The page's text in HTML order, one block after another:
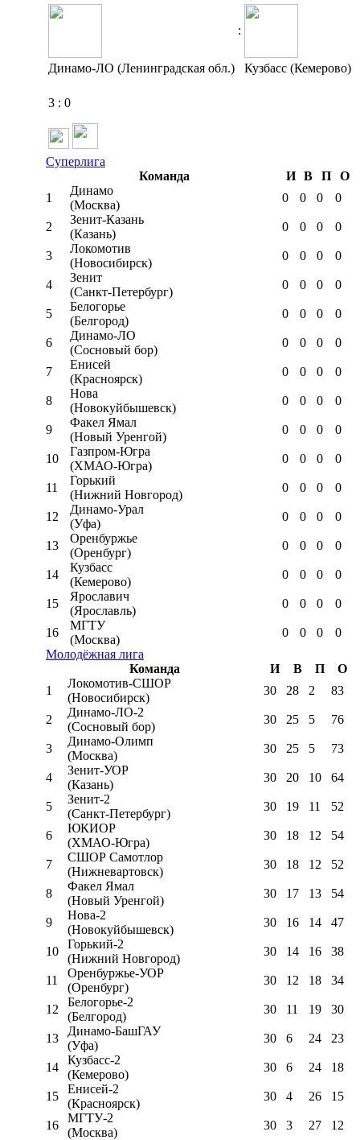
:
Динамо-ЛО (Ленинградская обл.) Кузбасс (Кемерово)
3 : 0
Суперлига
Команда
И В П
О
1
Динамо
(Москва)
0 0 0 0
2
Зенит-Казань
(Казань)
0 0 0 0
3
Локомотив
(Новосибирск)
0 0 0 0
4
Зенит
(Санкт-Петербург)
0 0 0 0
5
Белогорье
(Белгород)
0 0 0 0
6
Динамо-ЛО
(Сосновый бор)
0 0 0 0
7
Енисей
(Красноярск)
0 0 0 0
8
Нова
(Новокуйбышевск)
0 0 0 0
9
Факел Ямал
(Новый Уренгой)
0 0 0 0
10
Газпром-Югра
(ХМАО-Югра)
0 0 0 0
11
Горький
(Нижний Новгород)
0 0 0 0
12
Динамо-Урал
(Уфа)
0 0 0 0
13
Оренбуржье
(Оренбург)
0 0 0 0
14
Кузбасс
(Кемерово)
0 0 0 0
15
Ярославич
(Ярославль)
0 0 0 0
16
МГТУ
(Москва)
0 0 0
0
Молодёжная лига
Команда
И В П
О
1
Локомотив-CШОР
(Новосибирск)
30 28 2 83
2
Динамо-ЛО-2
(Сосновый бор)
30 25 5 76
3
Динамо-Олимп
(Москва)
30 25 5 73
4
Зенит-УОР
(Казань)
30 20 10 64
5
Зенит-2
(Санкт-Петербург)
30 19 11 52
6
ЮКИОР
(ХМАО-Югра)
30 18 12 54
7
СШОР Самотлор
(Нижневартовск)
30 18 12 52
8
Факел Ямал
(Новый Уренгой)
30 17 13 54
9
Нова-2
(Новокуйбышевск)
30 16 14 47
10
Горький-2
(Нижний Новгород)
30 14 16 38
11
Оренбуржье-УОР
(Оренбург)
30 12 18 34
12
Белогорье-2
(Белгород)
30 11 19 30
13
Динамо-БашГАУ
(Уфа)
30 6 24 23
14
Кузбасс-2
(Кемерово)
30 6 24 18
15
Енисей-2
(Красноярск)
30 4 26 15
16
МГТУ-2
(Москва)
30 3 27 12